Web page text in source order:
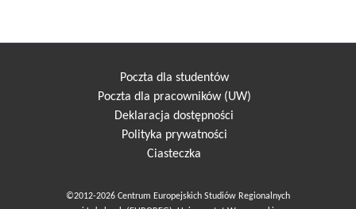
Poczta dla studentów
Poczta dla pracowników (UW)
Deklaracja dostępności
Polityka prywatności
Ciasteczka
©2012-2026 Centrum Europejskich Studiów Regionalnych